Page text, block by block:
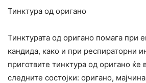
Тинктура од оригано
Тинктурата од оригано помага при
кандида, како и при респираторни
приготвите тинктура од оригано ќе
следните состојки: оригано,